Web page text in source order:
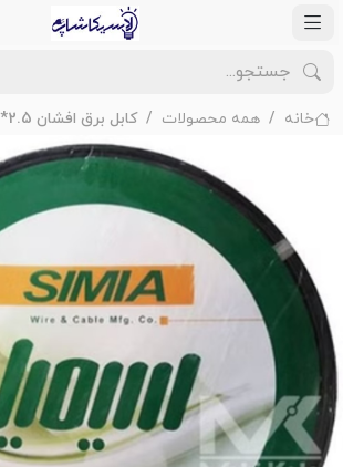
خانه همه محصولات کابل برق افشان 2.5*2 سیمیا